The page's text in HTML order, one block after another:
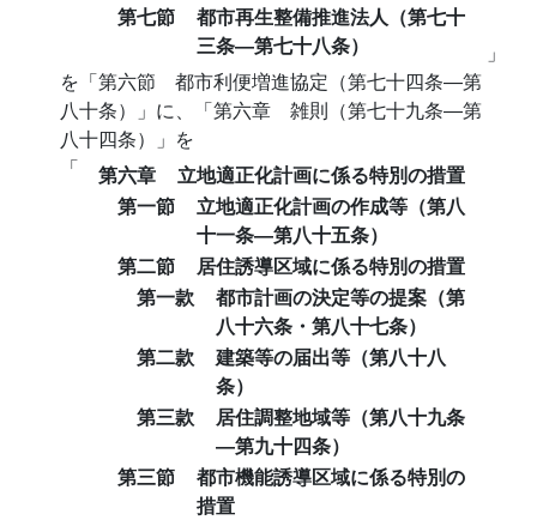
第七節
都市再生整備推進法人（第七十
三条―第七十八条）
」
を「第六節 都市利便増進協定（第七十四条―第
八十条）」に、「第六章 雑則（第七十九条―第
八十四条）」を
「
第六章
立地適正化計画に係る特別の措置
第一節
立地適正化計画の作成等（第八
十一条―第八十五条）
第二節
居住誘導区域に係る特別の措置
第一款
都市計画の決定等の提案（第
八十六条・第八十七条）
第二款
建築等の届出等（第八十八
条）
第三款
居住調整地域等（第八十九条
―第九十四条）
第三節
都市機能誘導区域に係る特別の
措置